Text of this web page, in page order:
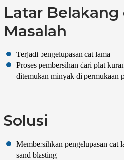
Latar Belakang
Masalah
Terjadi pengelupasan cat lama
Proses pembersihan dari plat
ditemukan minyak di permukaan
Solusi
Membersihkan pengelupasan cat
sand blasting